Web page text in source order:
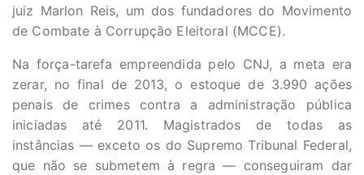
juiz Marlon Reis, um dos fundadores do Movimento
de Combate à Corrupção Eleitoral (MCCE).
Na força-tarefa empreendida pelo CNJ, a meta era
zerar, no final de 2013, o estoque de 3.990 ações
penais de crimes contra a administração pública
iniciadas até 2011. Magistrados de todas as
instâncias — exceto os do Supremo Tribunal Federal,
que não se submetem à regra — conseguiram dar